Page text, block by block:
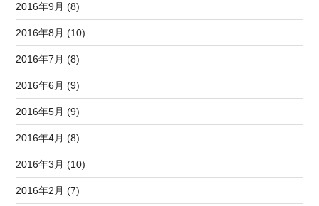
2016年9月 (8)
2016年8月 (10)
2016年7月 (8)
2016年6月 (9)
2016年5月 (9)
2016年4月 (8)
2016年3月 (10)
2016年2月 (7)